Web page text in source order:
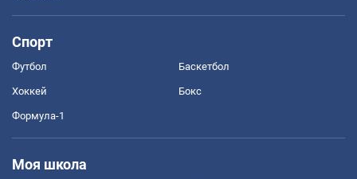
Спорт
Футбол Баскетбол
Хоккей Бокс
Формула-1
Моя школа